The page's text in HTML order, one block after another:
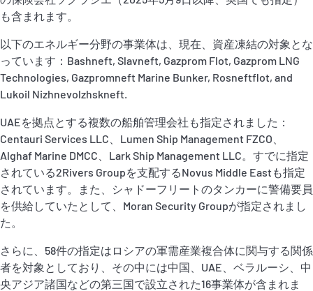
も含まれます。
以下のエネルギー分野の事業体は、現在、資産凍結の対象とな
っています：Bashneft, Slavneft, Gazprom Flot, Gazprom LNG
Technologies, Gazpromneft Marine Bunker, Rosneftflot, and
Lukoil Nizhnevolzhskneft.
UAEを拠点とする複数の船舶管理会社も指定されました：
Centauri Services LLC、Lumen Ship Management FZCO、
Alghaf Marine DMCC、Lark Ship Management LLC。すでに指定
されている2Rivers Groupを支配するNovus Middle Eastも指定
されています。また、シャドーフリートのタンカーに警備要員
を供給していたとして、Moran Security Groupが指定されまし
た。
さらに、58件の指定はロシアの軍需産業複合体に関与する関係
者を対象としており、その中には中国、UAE、ベラルーシ、中
央アジア諸国などの第三国で設立された16事業体が含まれま